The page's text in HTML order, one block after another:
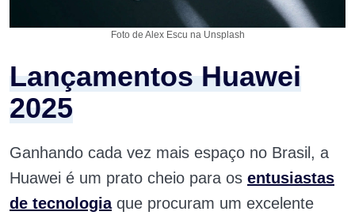
Foto de Alex Escu na Unsplash
Lançamentos Huawei
2025
Ganhando cada vez mais espaço no Brasil, a
Huawei é um prato cheio para os entusiastas
de tecnologiaque procuram um excelente